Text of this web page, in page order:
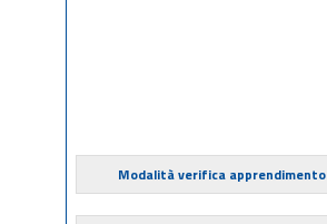
Modalità verifica apprendimento